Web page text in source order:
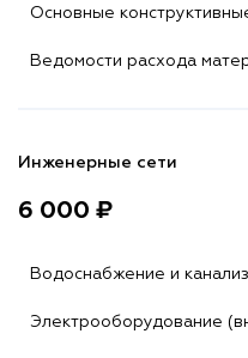
Основные
Ведомости расхода
Инженерные сети
6 000 ₽
Водоснабжение и
Электрооборудование